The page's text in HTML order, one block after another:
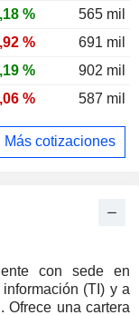
con sede en
(TI) y a
Ofrece una cartera
%
565 mil
%
691 mil
%
902 mil
% 587 mil
Más cotizaciones